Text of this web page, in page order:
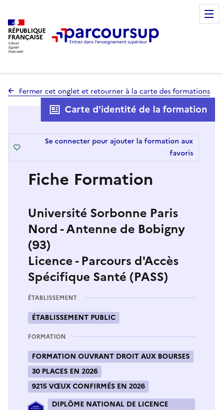
RÉPUBLIQUE
FRANÇAISE
Fermer cet onglet et retourner à la carte des formations
Fiche Formation
Université Sorbonne Paris
Nord - Antenne de Bobigny
(93)
Licence - Parcours d'Accès
Spécifique Santé (PASS)
ÉTABLISSEMENT
ÉTABLISSEMENT PUBLIC
FORMATION
FORMATION OUVRANT DROIT AUX BOURSES
30 PLACES EN 2026
9215 VŒUX CONFIRMÉS EN 2026
DIPLÔME NATIONAL DE LICENCE
Carte d'identité de la formation
Se connecter pour ajouter la formation aux
favoris